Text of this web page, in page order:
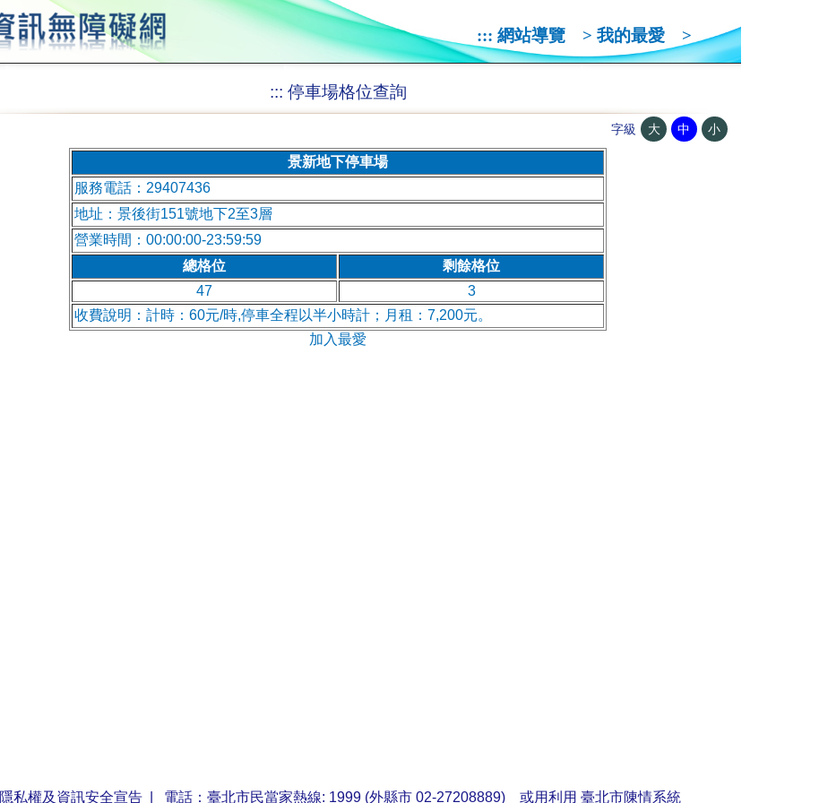
::: 網站導覽 > 我的最愛 >
::: 停車場格位查詢
字級 大 中 小
景新地下停車場
服務電話：29407436
地址：景後街151號地下2至3層
營業時間：00:00:00-23:59:59
總格位
剩餘格位
47
3
收費說明：計時：60元/時,停車全程以半小時計；月租：7,200元。
加入最愛
隱私權及資訊安全宣告| 電話：臺北市民當家熱線: 1999 (外縣市 02-27208889) 或用利用 臺北市陳情系統